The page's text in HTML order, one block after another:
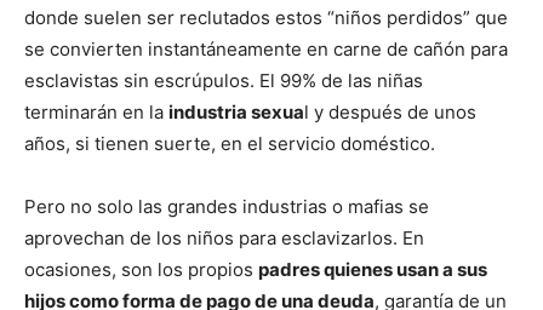
donde suelen ser reclutados estos “niños perdidos” que
se convierten instantáneamente en carne de cañón para
esclavistas sin escrúpulos. El 99% de las niñas
terminarán en la industria sexual y después de unos
años, si tienen suerte, en el servicio doméstico.
Pero no solo las grandes industrias o mafias se
aprovechan de los niños para esclavizarlos. En
ocasiones, son los propios padres quienes usan a sus
hijos como forma de pago de una deuda, garantía de un